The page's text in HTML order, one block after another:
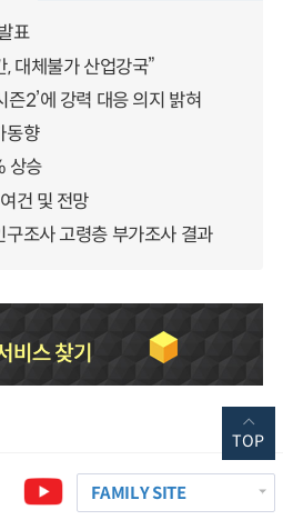
표
대체불가 산업강국”
즌2’에 강력 대응 의지 밝혀
동향
상승
건 및 전망
조사 고령층 부가조사 결과
FAMILY SITE
TOP